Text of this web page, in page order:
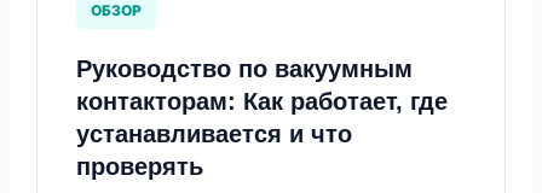
ОБЗОР
Руководство по вакуумным
контакторам: Как работает, где
устанавливается и что
проверять